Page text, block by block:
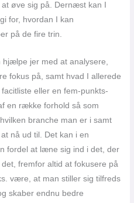
øve sig på. Dernæst kan I
for, hvordan I kan
på de fire trin.
jer med at analysere,
fokus på, samt hvad I allerede
eller en fem-punkts-
en række forhold så som
branche man er i samt
nå ud til. Det kan i en
fordel at læne sig ind i det, der
fremfor altid at fokusere på
være, at man stiller sig tilfreds
skaber endnu bedre